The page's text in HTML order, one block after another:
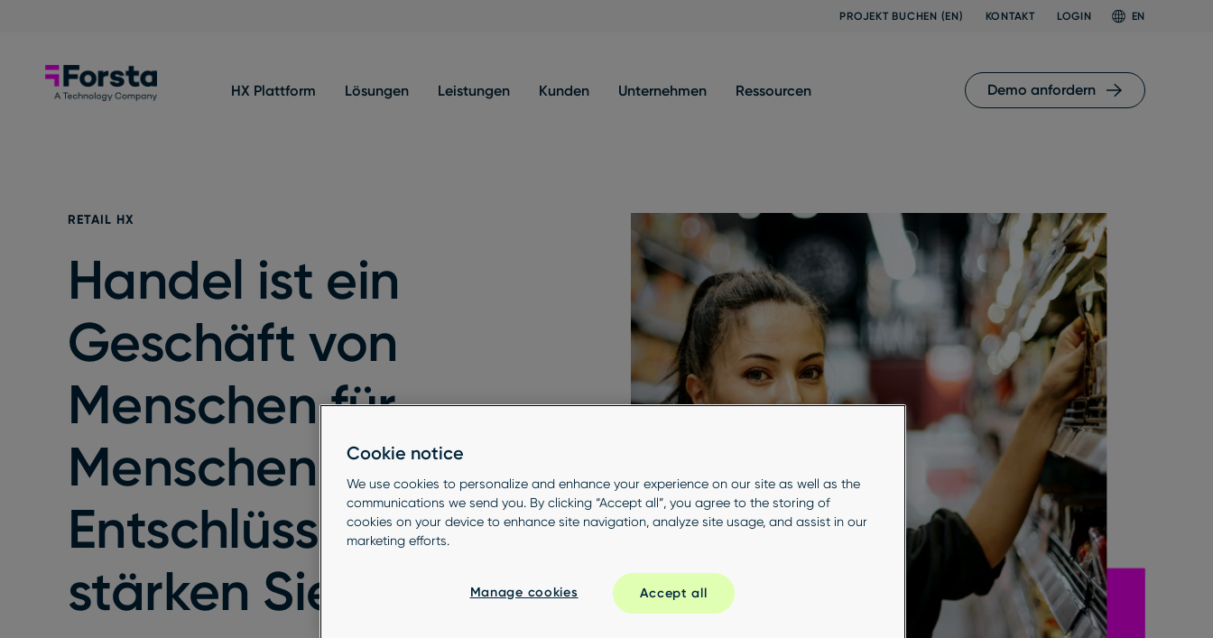
Forsta Deutsch
HX Plattform Lösungen Leistungen Kunden Unternehmen Ressourcen Demo anfordern
PROJEKT BUCHEN (EN) KONTAKT LOGIN EN
RETAIL HX
Handel ist ein
Geschäft von
Menschen für
Menschen.
Entschlüsseln und
stärken Sie die HX.
Cookie notice
We use cookies to personalize and enhance your experience on our site as well as the
communications we send you. By clicking “Accept all”, you agree to the storing of
cookies on your device to enhance site navigation, analyze site usage, and assist in our
marketing efforts.
Manage cookies Accept all